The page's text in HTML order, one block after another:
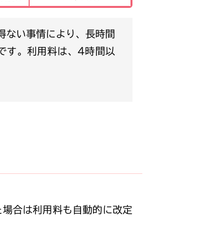
す。利用料は、4時間以
合は利用料も自動的に改定